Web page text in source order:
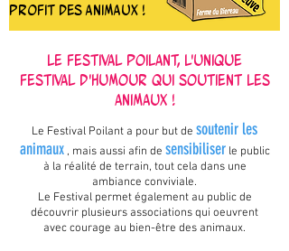
profit des animaux !
Le festival Poilant, l'unique
festival d'humour qui soutient les
animaux !
Le Festival Poilant a pour but de soutenir les
animaux , mais aussi afin de sensibiliser le public
à la réalité de terrain, tout cela dans une
ambiance conviviale.
Le Festival permet également au public de
découvrir plusieurs associations qui oeuvrent
avec courage au bien-être des animaux.